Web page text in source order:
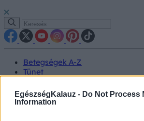
EgészségKalauz - Do Not Process
Information
Betegségek A-Z
Tünet
Kezelés
Életmódváltás